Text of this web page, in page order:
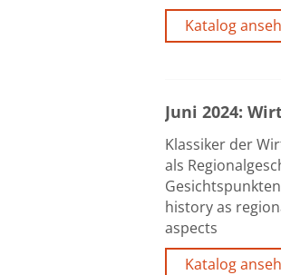
Katalog
Juni 2024:
Klassiker der
als
history as
aspects
Katalog